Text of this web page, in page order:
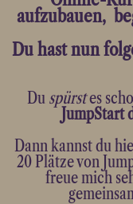
aufzubauen,
Du hast nun
Du spürstes
JumpStart
Dann kannst du
20 Plätze von
freue mich